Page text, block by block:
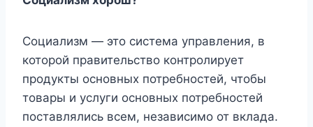
Социализм — это система управления, в
которой правительство контролирует
продукты основных потребностей, чтобы
товары и услуги основных потребностей
поставлялись всем, независимо от вклада.